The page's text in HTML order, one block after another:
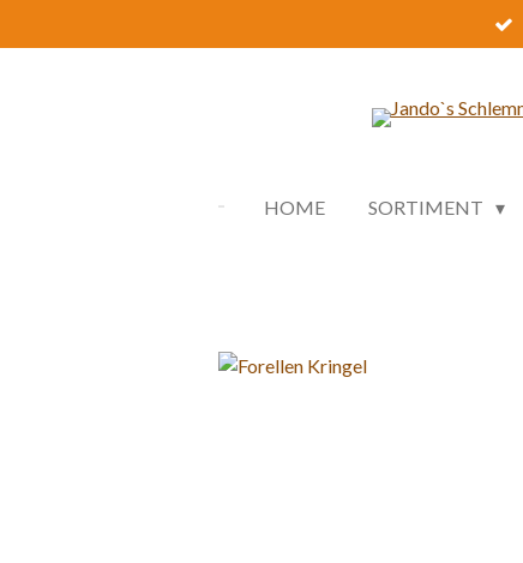
Hauptinhalt
HOME SORTIMENT